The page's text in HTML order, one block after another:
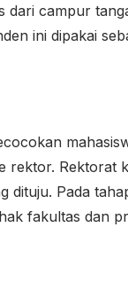
dari campur
ini dipakai
Rektorat
dituju. Pada
fakultas dan